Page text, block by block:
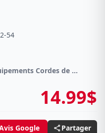
54
Équipements Cordes de guitares
14.99$
Google Partager